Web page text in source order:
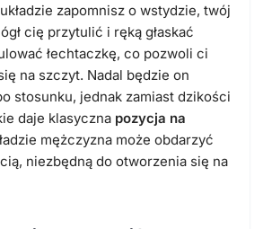
zapomnisz o wstydzie, twój
cię przytulić i ręką głaskać
łechtaczkę, co pozwoli ci
na szczyt. Nadal będzie on
stosunku, jednak zamiast dzikości
daje klasyczna pozycja na
mężczyzna może obdarzyć
niezbędną do otworzenia się na